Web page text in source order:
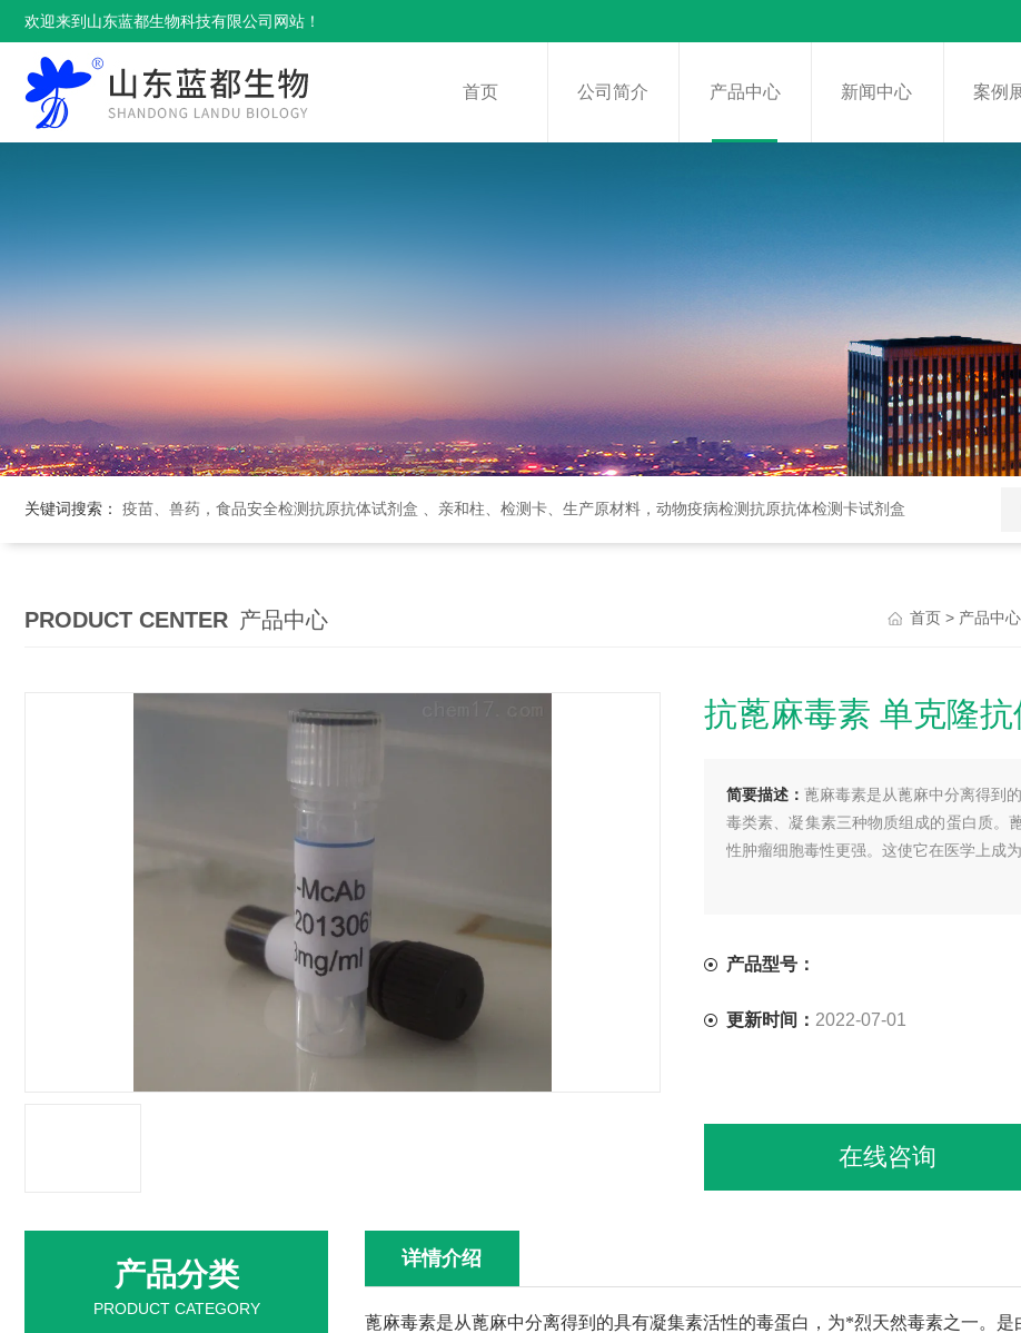
欢迎来到山东蓝都生物科技有限公司网站！
首页 公司简介 产品中心 新闻中心 案例
关键词搜索： 疫苗、兽药，食品安全检测抗原抗体试剂盒 、亲和柱、检测卡、生产原材料，动物疫病检测抗原抗体检测卡试剂盒
PRODUCT CENTER 产品中心 首页 > 产品中心
抗蓖麻毒素 单克隆抗
简要描述： 蓖麻毒素是从蓖麻中分离得到
毒类素、凝集素三种物质组成的蛋白质。
性肿瘤细胞毒性更强。这使它在医学上成
产品型号：
更新时间： 2022-07-01
在线咨询
详情介绍
蓖麻毒素是从蓖麻中分离得到的具有凝集素活性的毒蛋白，为*烈天然毒素之一。
产品分类
PRODUCT CATEGORY